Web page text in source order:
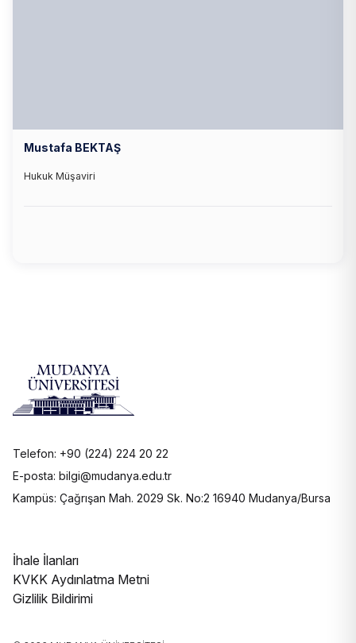
Mustafa BEKTAŞ
Hukuk Müşaviri
Telefon: +90 (224) 224 20 22
E-posta: bilgi@mudanya.edu.tr
Kampüs: Çağrışan Mah. 2029 Sk. No:2 16940 Mudanya/Bursa
İhale İlanları
KVKK Aydınlatma Metni
Gizlilik Bildirimi